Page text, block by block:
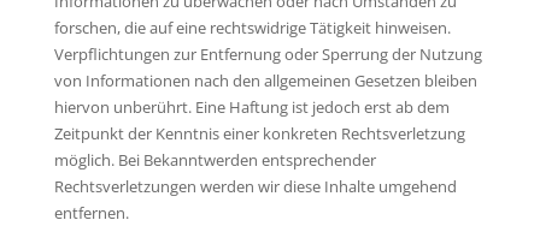
forschen, die auf eine rechtswidrige Tätigkeit hinweisen.
Verpflichtungen zur Entfernung oder Sperrung der Nutzung
von Informationen nach den allgemeinen Gesetzen bleiben
hiervon unberührt. Eine Haftung ist jedoch erst ab dem
Zeitpunkt der Kenntnis einer konkreten Rechtsverletzung
möglich. Bei Bekanntwerden entsprechender
Rechtsverletzungen werden wir diese Inhalte umgehend
entfernen.